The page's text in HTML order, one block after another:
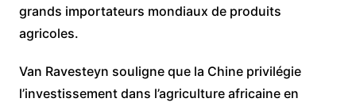
grands importateurs mondiaux de produits
agricoles.
Van Ravesteyn souligne que la Chine privilégie
l’investissement dans l’agriculture africaine en